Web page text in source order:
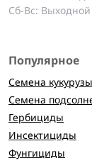
Сб-Вс: Выходной
Популярное
Семена кукурузы
Семена
Гербициды
Инсектициды
Фунгициды